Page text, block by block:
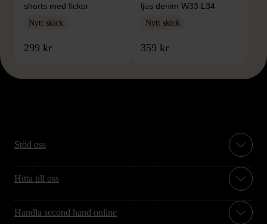
shorts med fickor
Nytt skick
299 kr
ljus denim W33 L34
Nytt skick
359 kr
Stöd oss
Hitta till oss
Handla second hand online